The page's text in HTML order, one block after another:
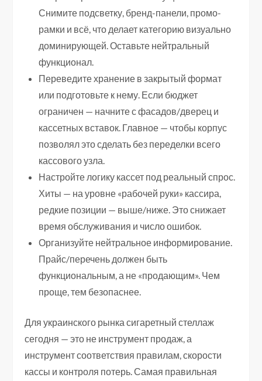
Снимите подсветку, бренд-панели, промо-
рамки и всё, что делает категорию визуально
доминирующей. Оставьте нейтральный
функционал.
Переведите хранение в закрытый формат
или подготовьте к нему. Если бюджет
ограничен — начните с фасадов/дверец и
кассетных вставок. Главное — чтобы корпус
позволял это сделать без переделки всего
кассового узла.
Настройте логику кассет под реальный спрос.
Хиты — на уровне «рабочей руки» кассира,
редкие позиции — выше/ниже. Это снижает
время обслуживания и число ошибок.
Организуйте нейтральное информирование.
Прайс/перечень должен быть
функциональным, а не «продающим». Чем
проще, тем безопаснее.
Для украинского рынка сигаретный стеллаж
сегодня — это не инструмент продаж, а
инструмент соответствия правилам, скорости
кассы и контроля потерь. Самая правильная